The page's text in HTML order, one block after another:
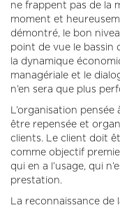
ne frappent pas de la
moment et
démontré, le bon
point de vue le bassin
la dynamique
managériale et le
n’en sera que plus
L’organisation
être repensée et
clients. Le client doit
comme objectif
qui en a l’usage, qui
prestation.
La reconnaissance de